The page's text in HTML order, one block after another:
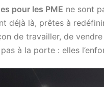
pour les PME ne sont
déjà là, prêtes à
de travailler, de
à la porte : elles